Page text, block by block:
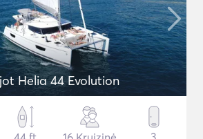
Helia 44 Evolution